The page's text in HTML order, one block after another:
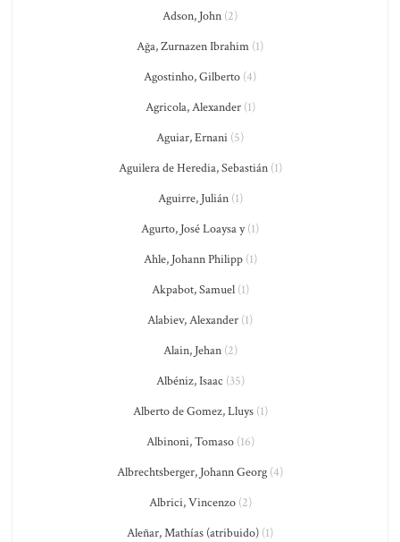
Adson, John (2)
Ağa, Zurnazen Ibrahim (1)
Agostinho, Gilberto (4)
Agricola, Alexander(1)
Aguiar, Ernani (5)
Aguilera de Heredia, Sebastián(1)
Aguirre, Julián(1)
Agurto, José Loaysa y(1)
Ahle, Johann Philipp(1)
Akpabot, Samuel(1)
Alabiev, Alexander (1)
Alain, Jehan(2)
Albéniz, Isaac (35)
Alberto de Gomez, Lluys(1)
Albinoni, Tomaso(16)
Albrechtsberger, Johann Georg (4)
Albrici, Vincenzo(2)
Aleñar, Mathías (atribuido) (1)